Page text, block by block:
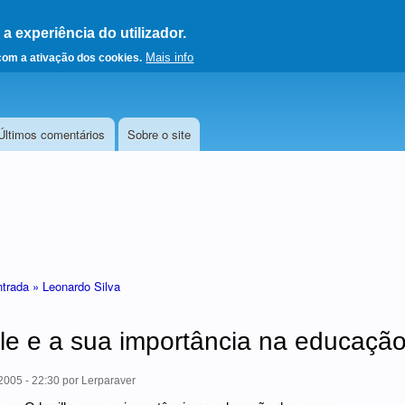
experiência do utilizador.
a ativação dos cookies. Mais info
página principal
comentários Sobre o site
» Leonardo Silva
e a sua importância na
- 22:30por Lerparaver